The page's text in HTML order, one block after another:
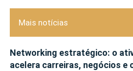
Mais notícias
Networking estratégico: o
acelera carreiras, negócios e